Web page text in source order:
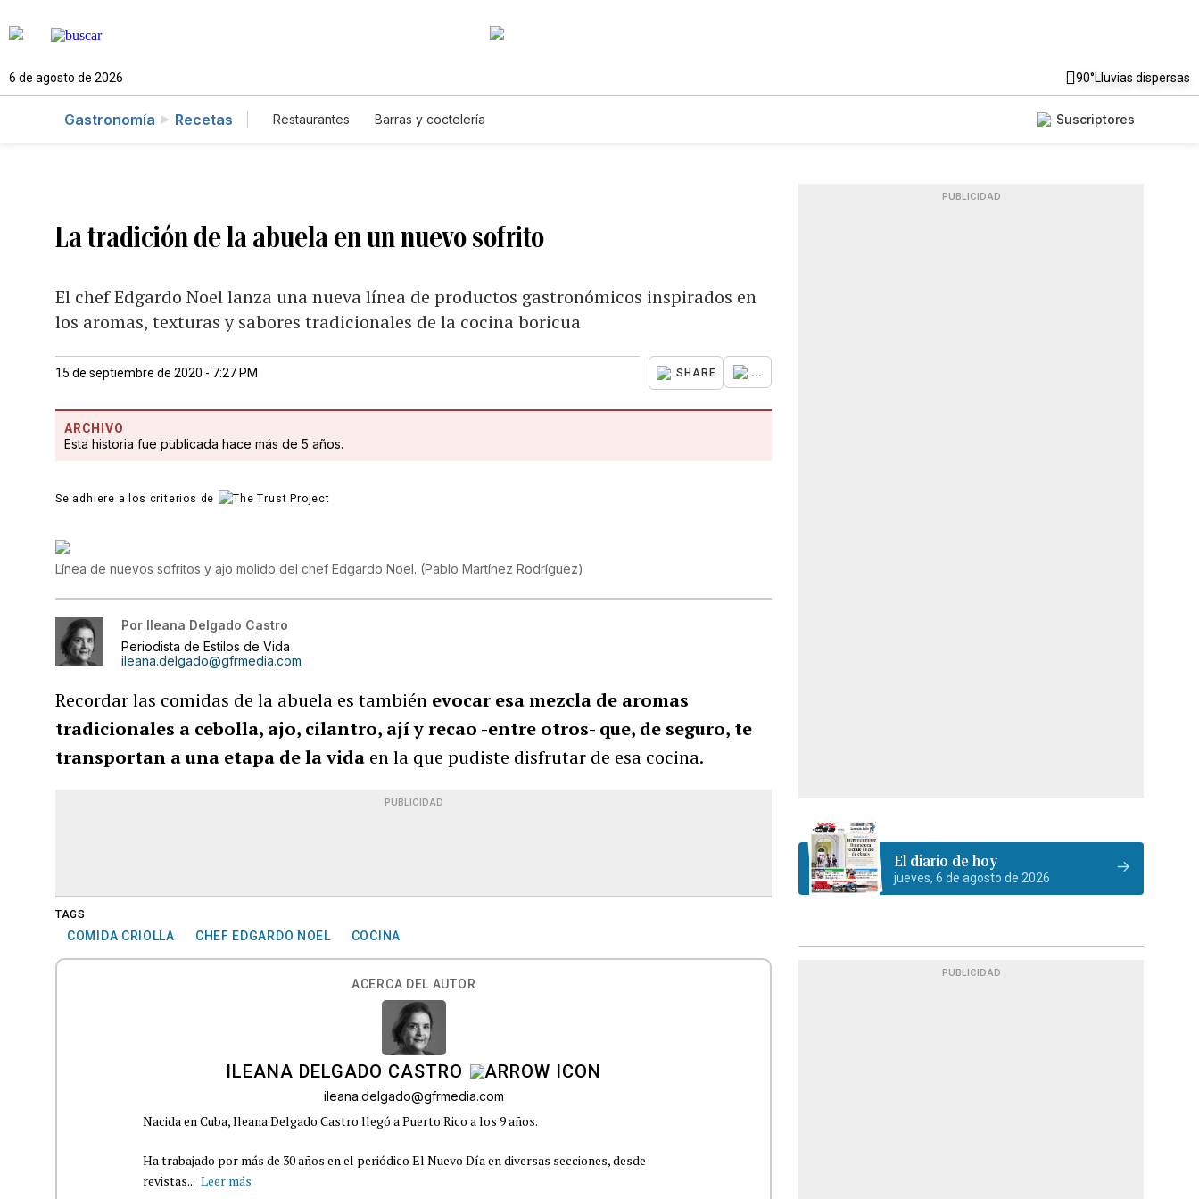
6 de agosto de 2026 90°Lluvias dispersas
Gastronomía Recetas Restaurantes Barras y coctelería Suscriptores
La tradición de la abuela en un nuevo sofrito
El chef Edgardo Noel lanza una nueva línea de productos gastronómicos inspirados en
los aromas, texturas y sabores tradicionales de la cocina boricua
15 de septiembre de 2020 - 7:27 PM SHARE ...
ARCHIVO
Esta historia fue publicada hace más de 5 años.
Se adhiere a los criterios de
Línea de nuevos sofritos y ajo molido del chef Edgardo Noel. (Pablo Martínez Rodríguez)
Por Ileana Delgado Castro
Periodista de Estilos de Vida
ileana.delgado@gfrmedia.com
Recordar las comidas de la abuela es también evocar esa mezcla de aromas
tradicionales a cebolla, ajo, cilantro, ají y recao -entre otros- que, de seguro, te
transportan a una etapa de la vida en la que pudiste disfrutar de esa cocina.
PUBLICIDAD
TAGS
COMIDA CRIOLLA CHEF EDGARDO NOEL COCINA
ACERCA DEL AUTOR
ILEANA DELGADO CASTRO
ileana.delgado@gfrmedia.com
Nacida en Cuba, Ileana Delgado Castro llegó a Puerto Rico a los 9 años.
Ha trabajado por más de 30 años en el periódico El Nuevo Día en diversas secciones, desde
revistas... Leer más
PUBLICIDAD
El diario de hoy
jueves, 6 de agosto de 2026
PUBLICIDAD